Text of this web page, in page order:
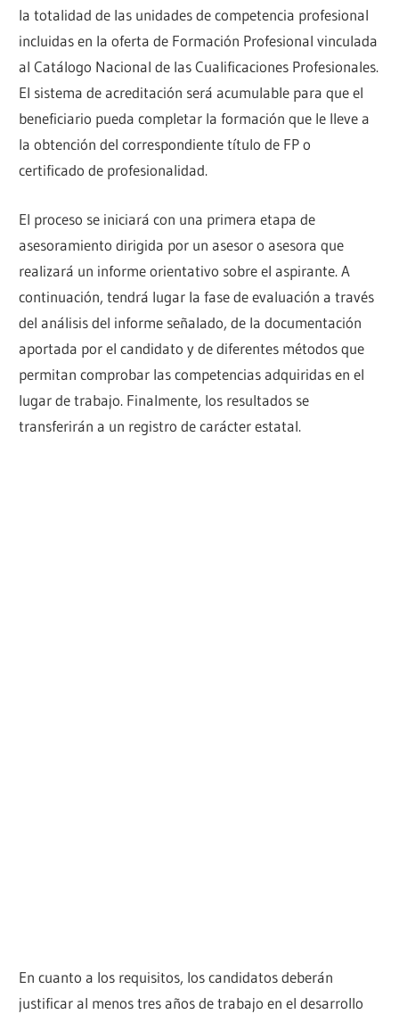
la totalidad de las unidades de competencia profesional
incluidas en la oferta de Formación Profesional vinculada
al Catálogo Nacional de las Cualificaciones Profesionales.
El sistema de acreditación será acumulable para que el
beneficiario pueda completar la formación que le lleve a
la obtención del correspondiente título de FP o
certificado de profesionalidad.
El proceso se iniciará con una primera etapa de
asesoramiento dirigida por un asesor o asesora que
realizará un informe orientativo sobre el aspirante. A
continuación, tendrá lugar la fase de evaluación a través
del análisis del informe señalado, de la documentación
aportada por el candidato y de diferentes métodos que
permitan comprobar las competencias adquiridas en el
lugar de trabajo. Finalmente, los resultados se
transferirán a un registro de carácter estatal.
En cuanto a los requisitos, los candidatos deberán
justificar al menos tres años de trabajo en el desarrollo